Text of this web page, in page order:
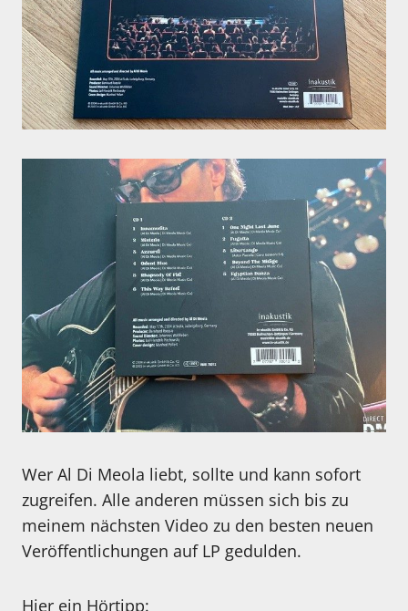
Wer Al Di Meola liebt, sollte und kann sofort
zugreifen. Alle anderen müssen sich bis zu
meinem nächsten Video zu den besten neuen
Veröffentlichungen auf LP gedulden.
Hier ein Hörtipp: